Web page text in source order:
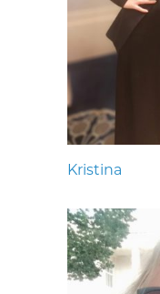
Kristina